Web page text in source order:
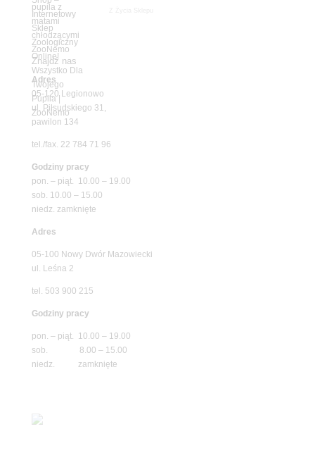
Znajdź nas
Adres
05-120 Legionowo
ul. Piłsudskiego 31,
pawilon 134
tel./fax. 22 784 71 96
Godziny pracy
pon. – piąt. 10.00 – 19.00
sob. 10.00 – 15.00
niedz. zamknięte
Adres
05-100 Nowy Dwór Mazowiecki
ul. Leśna 2
tel. 503 900 215
Godziny pracy
pon. – piąt. 10.00 – 19.00
sob. 8.00 – 15.00
niedz. zamknięte